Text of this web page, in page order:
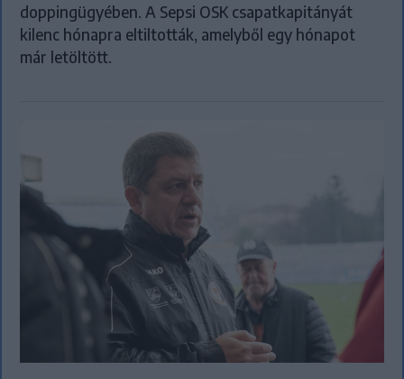
doppingügyében. A Sepsi OSK csapatkapitányát
kilenc hónapra eltiltották, amelyből egy hónapot
már letöltött.